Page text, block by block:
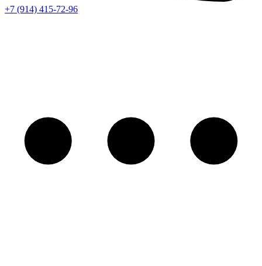
+7 (914) 415-72-96